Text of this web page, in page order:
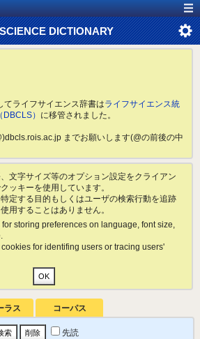
DICTIONARY
ライフサイエンス辞書はライフサイエンス統
） に移管されました。
までお願いします(@の前後の中
文字サイズ等のオプション設定をクライアン
ッキーを使用しています。
定する目的もしくはユーザの検索行動を追跡
用することはありません。
storing preferences on language, font size,
for identifing users or tracing users'
ラス コーパス
先読